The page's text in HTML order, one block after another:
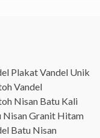
Plakat Vandel Unik
Vandel
Nisan Batu Kali
Nisan Granit Hitam
Batu Nisan